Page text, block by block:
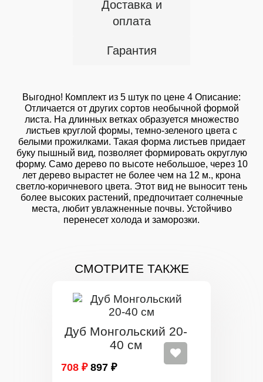
Доставка и
оплата
Гарантия
Выгодно! Комплект из 5 штук по цене 4 Описание:
Отличается от других сортов необычной формой
листа. На длинных ветках образуется множество
листьев круглой формы, темно-зеленого цвета с
белыми прожилками. Такая форма листьев придает
буку пышный вид, позволяет формировать округлую
форму. Само дерево по высоте небольшое, через 10
лет дерево вырастет не более чем на 12 м., крона
светло-коричневого цвета. Этот вид не выносит тень
более высоких растений, предпочитает солнечные
места, любит увлажненные почвы. Устойчиво
перенесет холода и заморозки.
СМОТРИТЕ ТАКЖЕ
Дуб Монгольский 20-
40 см
708 ₽ 897 ₽